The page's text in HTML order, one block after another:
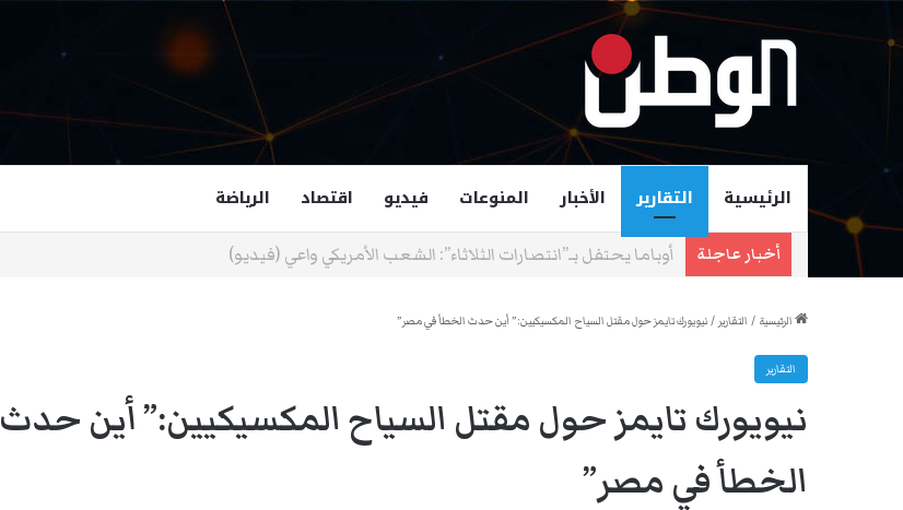
الرئيسية التقارير الأخبار المنوعات فيديو اقتصاد الرياضة
أخبار عاجلة زهران ممداني عمدة لمدينة نيويورك وغزالة هاشمي أول مسلمة نائبة لحاكم فرجينيا
الرئيسية / التقارير /نيويورك تايمز حول مقتل السياح المكسيكيين:” أين حدث الخطأ في مصر”
التقارير
نيويورك تايمز حول مقتل السياح المكسيكيين:” أين حدث
الخطأ في مصر”